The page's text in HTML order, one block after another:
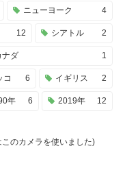
ニューヨーク 4
12 シアトル 2
ナダ 1
コ 6 イギリス 2
年 6 2019年 12
のカメラを使いました)